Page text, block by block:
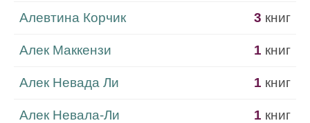
Алевтина Корчик 3 книг
Алек Маккензи 1 книг
Алек Невада Ли 1 книг
Алек Невала-Ли 1 книг